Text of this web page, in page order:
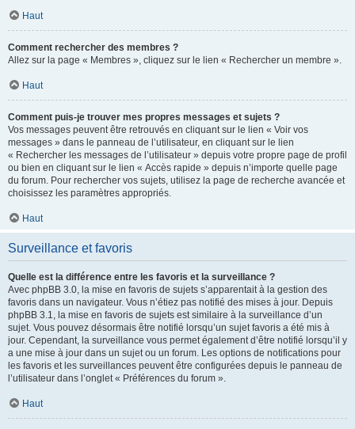
Haut
Comment rechercher des membres ?
Allez sur la page « Membres », cliquez sur le lien « Rechercher un membre ».
Haut
Comment puis-je trouver mes propres messages et sujets ?
Vos messages peuvent être retrouvés en cliquant sur le lien « Voir vos
messages » dans le panneau de l’utilisateur, en cliquant sur le lien
« Rechercher les messages de l’utilisateur » depuis votre propre page de profil
ou bien en cliquant sur le lien « Accès rapide » depuis n’importe quelle page
du forum. Pour rechercher vos sujets, utilisez la page de recherche avancée et
choisissez les paramètres appropriés.
Haut
Surveillance et favoris
Quelle est la différence entre les favoris et la surveillance ?
Avec phpBB 3.0, la mise en favoris de sujets s’apparentait à la gestion des
favoris dans un navigateur. Vous n’étiez pas notifié des mises à jour. Depuis
phpBB 3.1, la mise en favoris de sujets est similaire à la surveillance d’un
sujet. Vous pouvez désormais être notifié lorsqu’un sujet favoris a été mis à
jour. Cependant, la surveillance vous permet également d’être notifié lorsqu’il y
a une mise à jour dans un sujet ou un forum. Les options de notifications pour
les favoris et les surveillances peuvent être configurées depuis le panneau de
l’utilisateur dans l’onglet « Préférences du forum ».
Haut